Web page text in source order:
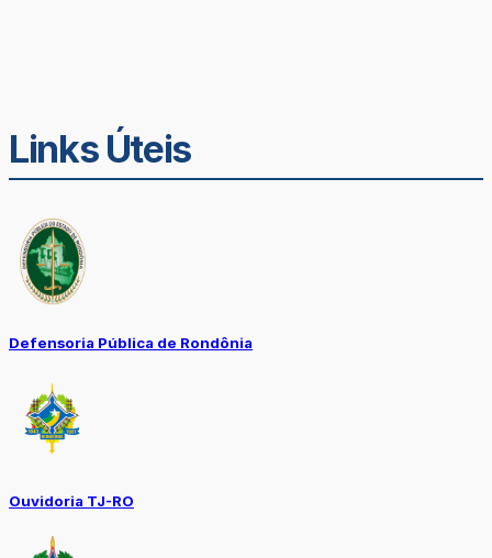
Links Úteis
Defensoria Pública de Rondônia
Ouvidoria TJ-RO